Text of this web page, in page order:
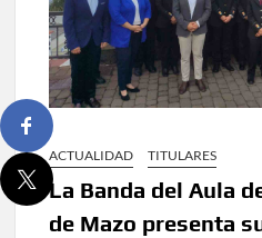
ACTUALIDAD TITULARES
La Banda del Aula
de Mazo presenta